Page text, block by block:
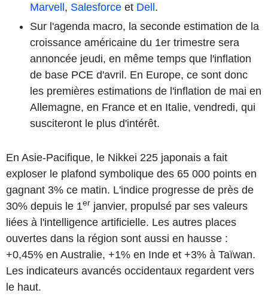
Marvell, Salesforce et Dell.
Sur l'agenda macro, la seconde estimation de la
croissance américaine du 1er trimestre sera
annoncée jeudi, en même temps que l'inflation
de base PCE d'avril. En Europe, ce sont donc
les premières estimations de l'inflation de mai en
Allemagne, en France et en Italie, vendredi, qui
susciteront le plus d'intérêt.
En Asie-Pacifique, le Nikkei 225 japonais a fait
exploser le plafond symbolique des 65 000 points en
gagnant 3% ce matin. L'indice progresse de près de
30% depuis le 1er janvier, propulsé par ses valeurs
liées à l'intelligence artificielle. Les autres places
ouvertes dans la région sont aussi en hausse :
+0,45% en Australie, +1% en Inde et +3% à Taïwan.
Les indicateurs avancés occidentaux regardent vers
le haut.